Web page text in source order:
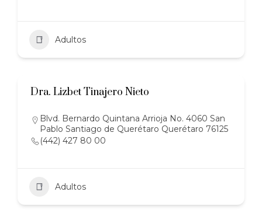
Adultos
Dra. Lizbet Tinajero Nieto
Blvd. Bernardo Quintana Arrioja No. 4060 San
Pablo Santiago de Querétaro Querétaro 76125
(442) 427 80 00
Adultos